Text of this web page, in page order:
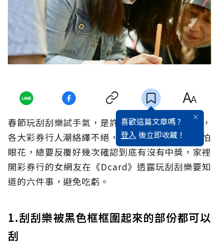
喜歡這篇文章嗎 ?
登入 後立即收藏 !
春節玩刮刮樂試手氣，是許多民眾過節必做之事，
各大彩券行人潮絡繹不絕，但每次玩刮刮樂都很怕
眼花，總要反覆好幾次確認到底有沒有中獎，家裡
開彩券行的女網友在《Dcard》透露玩刮刮樂要知
道的六件事，避免吃虧。
1.刮刮樂被黑色框框圍起來的部份都可以
刮